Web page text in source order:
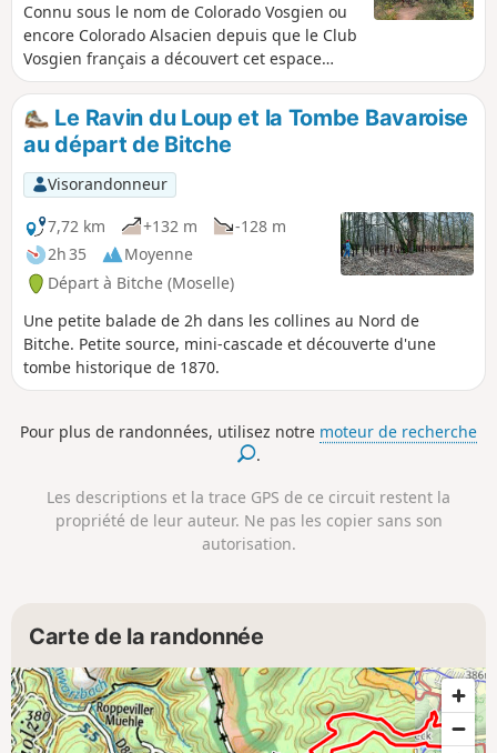
Connu sous le nom de Colorado Vosgien ou
encore Colorado Alsacien depuis que le Club
Vosgien français a découvert cet espace
naturel remarquable assez tardivement au
20° siècle, il est la ruée des randonneurs
venus de France les jours de beau temps.
Hormis le site lui-même, les forêts
allemandes sont habituellement très peu
fréquentées en automne.N'espérez pas voir
ne serait-ce que des ruines d'un ancien
château-fort ... il n'en subsiste plus rien mais
la vraie beauté du site est constituée par les
rochers arborant de magnifiques
couleurs.La dénomination française est
probablement issue d'un excellente
stratégie de marketing car ce site n'est
aucunement comparable aux fameux
Roussillon). On pourrait plus facilement le
comparer, hormis quelques belles couleurs,
mérite toutefois une petite visite et même le
détour !
Le Ravin du Loup et la Tombe Bavaroise
au départ de Bitche
Visorandonneur
7,72 km
+132 m
-128 m
2h 35
Moyenne
Départ à Bitche (Moselle)
Une petite balade de 2h dans les collines au Nord de
Bitche. Petite source, mini-cascade et découverte d'une
tombe historique de 1870.
Pour plus de randonnées, utilisez notre moteur de recherche
.
Les descriptions et la trace GPS de ce circuit restent la
propriété de leur auteur. Ne pas les copier sans son
autorisation.
Carte de la randonnée